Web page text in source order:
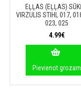
EĻĻAS (EĻĻAS)
VIRZULIS STIHL 017,
023, 025
4.99€
Pievienot grozam